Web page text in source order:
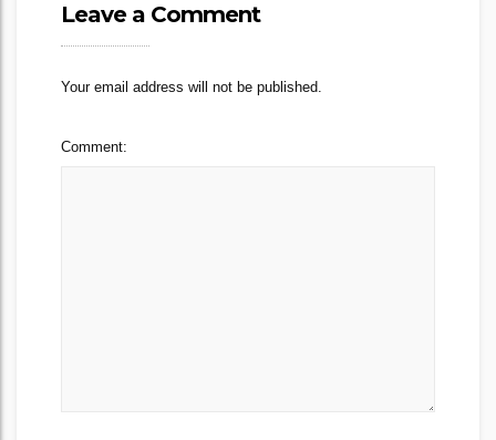
Leave a Comment
Your email address will not be published.
Comment: